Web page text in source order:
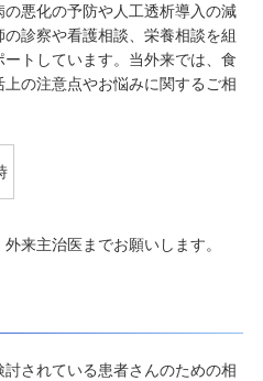
悪化の予防や人工透析導入の減
診察や看護相談、栄養相談を組
トしています。当外来では、食
の注意点やお悩みに関するご相
来主治医までお願いします。
されている患者さんのための相